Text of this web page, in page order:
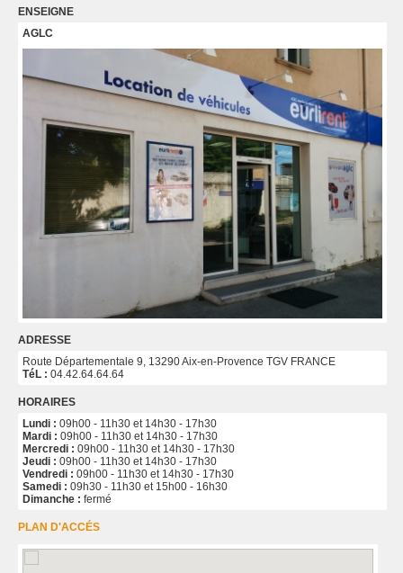
ENSEIGNE
AGLC
ADRESSE
Route Départementale 9, 13290 Aix-en-Provence TGV FRANCE
TéL : 04.42.64.64.64
HORAIRES
Lundi : 09h00 - 11h30 et 14h30 - 17h30
Mardi : 09h00 - 11h30 et 14h30 - 17h30
Mercredi : 09h00 - 11h30 et 14h30 - 17h30
Jeudi : 09h00 - 11h30 et 14h30 - 17h30
Vendredi : 09h00 - 11h30 et 14h30 - 17h30
Samedi : 09h30 - 11h30 et 15h00 - 16h30
Dimanche : fermé
PLAN D'ACCÉS